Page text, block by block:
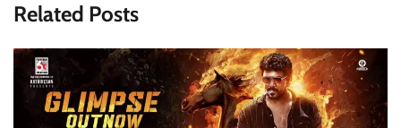
Related Posts